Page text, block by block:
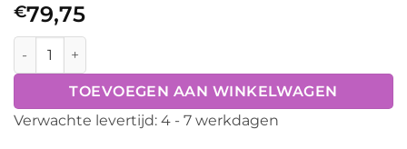
€79,75
Hi Gloss Spray - 5 liter aantal
TOEVOEGEN AAN WINKELWAGEN
Verwachte levertijd: 4 - 7 werkdagen